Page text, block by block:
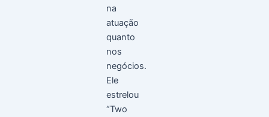
na
atuação
quanto
nos
negócios.
Ele
estrelou
“Two